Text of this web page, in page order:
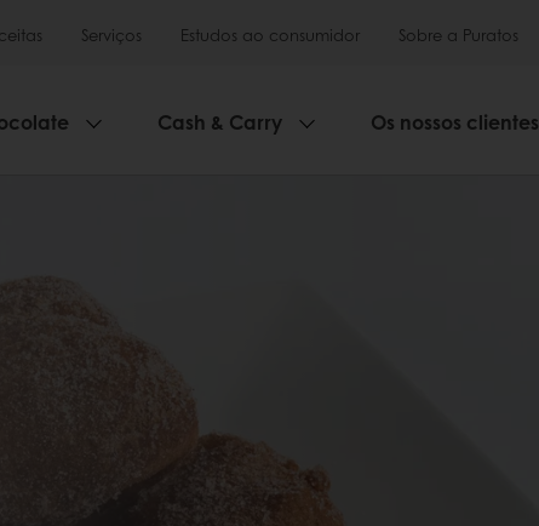
Serviços Estudos ao consumidor Sobre a Puratos
Cash & Carry Os nossos clientes